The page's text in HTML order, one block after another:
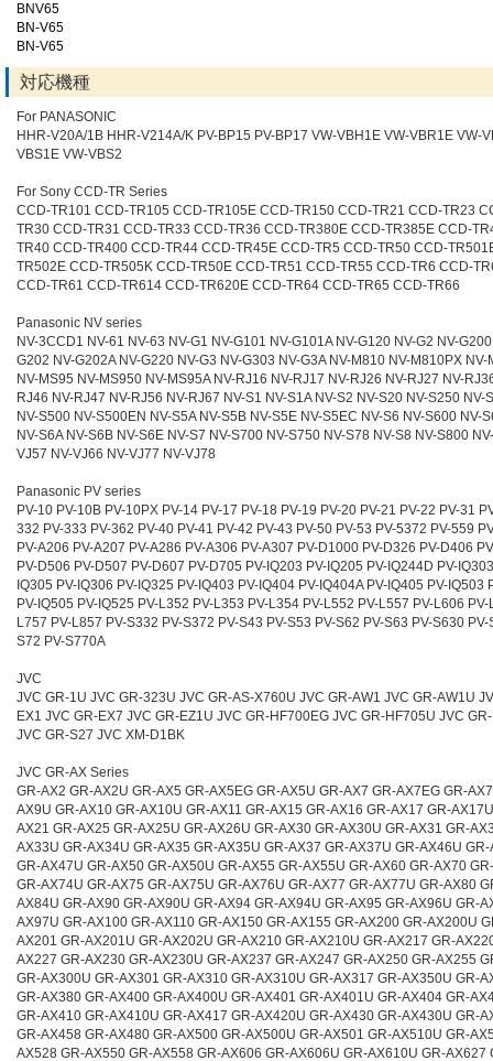
BNV65
BN-V65
BN-V65
対応機種
For PANASONIC
HHR-V20A/1B HHR-V214A/K PV-BP15 PV-BP17 VW-VBH1E VW-VBR1E VW-
VBS1E VW-VBS2
For Sony CCD-TR Series
CCD-TR101 CCD-TR105 CCD-TR105E CCD-TR150 CCD-TR21 CCD-TR23
TR30 CCD-TR31 CCD-TR33 CCD-TR36 CCD-TR380E CCD-TR385E CCD-
TR40 CCD-TR400 CCD-TR44 CCD-TR45E CCD-TR5 CCD-TR50 CCD-
TR502E CCD-TR505K CCD-TR50E CCD-TR51 CCD-TR55 CCD-TR6 CCD-
CCD-TR61 CCD-TR614 CCD-TR620E CCD-TR64 CCD-TR65 CCD-TR66
Panasonic NV series
NV-3CCD1 NV-61 NV-63 NV-G1 NV-G101 NV-G101A NV-G120 NV-G2 NV-
G202 NV-G202A NV-G220 NV-G3 NV-G303 NV-G3A NV-M810 NV-M810PX NV-
NV-MS95 NV-MS950 NV-MS95A NV-RJ16 NV-RJ17 NV-RJ26 NV-RJ27 NV-
RJ46 NV-RJ47 NV-RJ56 NV-RJ67 NV-S1 NV-S1A NV-S2 NV-S20 NV-S250 NV-
NV-S500 NV-S500EN NV-S5A NV-S5B NV-S5E NV-S5EC NV-S6 NV-S600 NV-
NV-S6A NV-S6B NV-S6E NV-S7 NV-S700 NV-S750 NV-S78 NV-S8 NV-S800
VJ57 NV-VJ66 NV-VJ77 NV-VJ78
Panasonic PV series
PV-10 PV-10B PV-10PX PV-14 PV-17 PV-18 PV-19 PV-20 PV-21 PV-22 PV-31
332 PV-333 PV-362 PV-40 PV-41 PV-42 PV-43 PV-50 PV-53 PV-5372 PV-559
PV-A206 PV-A207 PV-A286 PV-A306 PV-A307 PV-D1000 PV-D326 PV-D406
PV-D506 PV-D507 PV-D607 PV-D705 PV-IQ203 PV-IQ205 PV-IQ244D PV-
IQ305 PV-IQ306 PV-IQ325 PV-IQ403 PV-IQ404 PV-IQ404A PV-IQ405 PV-IQ503
PV-IQ505 PV-IQ525 PV-L352 PV-L353 PV-L354 PV-L552 PV-L557 PV-L606 PV-
L757 PV-L857 PV-S332 PV-S372 PV-S43 PV-S53 PV-S62 PV-S63 PV-S630 PV-
S72 PV-S770A
JVC
JVC GR-1U JVC GR-323U JVC GR-AS-X760U JVC GR-AW1 JVC GR-AW1U
EX1 JVC GR-EX7 JVC GR-EZ1U JVC GR-HF700EG JVC GR-HF705U JVC
JVC GR-S27 JVC XM-D1BK
JVC GR-AX Series
GR-AX2 GR-AX2U GR-AX5 GR-AX5EG GR-AX5U GR-AX7 GR-AX7EG GR-
AX9U GR-AX10 GR-AX10U GR-AX11 GR-AX15 GR-AX16 GR-AX17 GR-
AX21 GR-AX25 GR-AX25U GR-AX26U GR-AX30 GR-AX30U GR-AX31 GR-
AX33U GR-AX34U GR-AX35 GR-AX35U GR-AX37 GR-AX37U GR-AX46U GR-
GR-AX47U GR-AX50 GR-AX50U GR-AX55 GR-AX55U GR-AX60 GR-AX70
GR-AX74U GR-AX75 GR-AX75U GR-AX76U GR-AX77 GR-AX77U GR-AX80
AX84U GR-AX90 GR-AX90U GR-AX94 GR-AX94U GR-AX95 GR-AX96U GR-
AX97U GR-AX100 GR-AX110 GR-AX150 GR-AX155 GR-AX200 GR-AX200U
AX201 GR-AX201U GR-AX202U GR-AX210 GR-AX210U GR-AX217 GR-
AX227 GR-AX230 GR-AX230U GR-AX237 GR-AX247 GR-AX250 GR-AX255
GR-AX300U GR-AX301 GR-AX310 GR-AX310U GR-AX317 GR-AX350U GR-
GR-AX380 GR-AX400 GR-AX400U GR-AX401 GR-AX401U GR-AX404 GR-
GR-AX410 GR-AX410U GR-AX417 GR-AX420U GR-AX430 GR-AX430U GR-
GR-AX458 GR-AX480 GR-AX500 GR-AX500U GR-AX501 GR-AX510U GR-
AX528 GR-AX550 GR-AX558 GR-AX606 GR-AX606U GR-AX610U GR-AX627